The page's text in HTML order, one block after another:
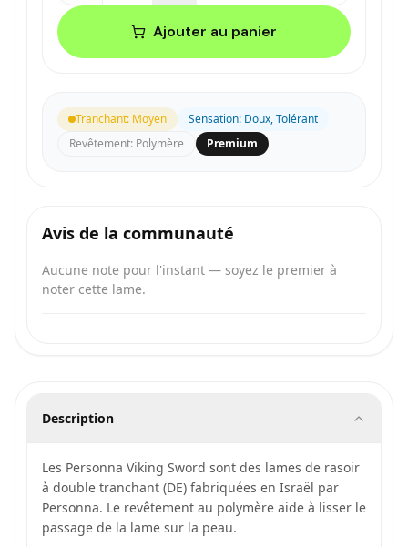
Ajouter au panier
Tranchant: Moyen Sensation: Doux, Tolérant
Revêtement: Polymère Premium
Avis de la communauté
Aucune note pour l'instant — soyez le premier à
noter cette lame.
Description
Les Personna Viking Sword sont des lames de rasoir
à double tranchant (DE) fabriquées en Israël par
Personna. Le revêtement au polymère aide à lisser le
passage de la lame sur la peau.